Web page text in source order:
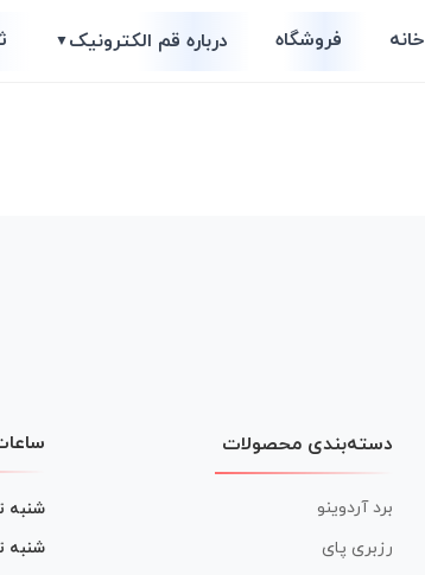
خانه فروشگاه درباره قم الکترونیک▼
دسته‌بندی محصولات
برد آردوینو
رزبری پای
شنبه
شنبه